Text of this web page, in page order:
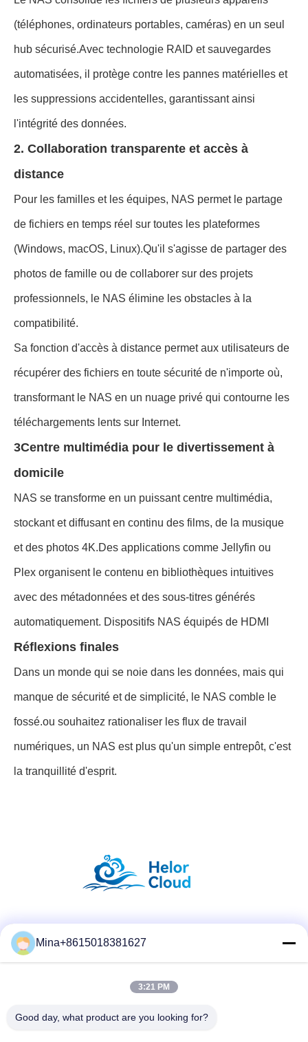
(téléphones, ordinateurs portables, caméras) en un seul
hub sécurisé.Avec technologie RAID et sauvegardes
automatisées, il protège contre les pannes matérielles et
les suppressions accidentelles, garantissant ainsi
l'intégrité des données.
2. Collaboration transparente et accès à
distance
Pour les familles et les équipes, NAS permet le partage
de fichiers en temps réel sur toutes les plateformes
(Windows, macOS, Linux).Qu'il s'agisse de partager des
photos de famille ou de collaborer sur des projets
professionnels, le NAS élimine les obstacles à la
compatibilité.
Sa fonction d'accès à distance permet aux utilisateurs de
récupérer des fichiers en toute sécurité de n'importe où,
transformant le NAS en un nuage privé qui contourne les
téléchargements lents sur Internet.
3Centre multimédia pour le divertissement à
domicile
NAS se transforme en un puissant centre multimédia,
stockant et diffusant en continu des films, de la musique
et des photos 4K.Des applications comme Jellyfin ou
Plex organisent le contenu en bibliothèques intuitives
avec des métadonnées et des sous-titres générés
automatiquement. Dispositifs NAS équipés de HDMI
Réflexions finales
Dans un monde qui se noie dans les données, mais qui
manque de sécurité et de simplicité, le NAS comble le
fossé.ou souhaitez rationaliser les flux de travail
numériques, un NAS est plus qu'un simple entrepôt, c'est
la tranquillité d'esprit.
Contact rapide
Télégramme
Mina+8615018381627
3:21 PM
Good day, what product are you looking for?